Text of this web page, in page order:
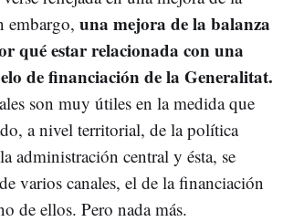
embargo, una mejora de la balanza
qué estar relacionada con una
de financiación de la Generalitat.
son muy útiles en la medida que
a nivel territorial, de la política
administración central y ésta, se
varios canales, el de la financiación
de ellos. Pero nada más.